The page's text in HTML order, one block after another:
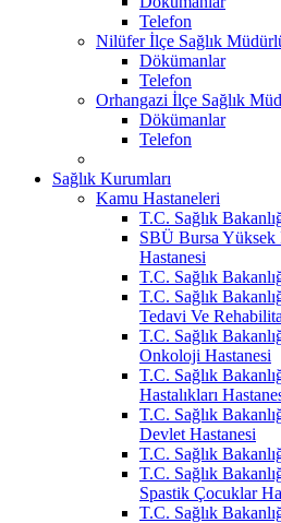
Telefon
Nilüfer İlçe Sağlık
Dökümanlar
Telefon
Orhangazi İlçe Sağlık
Dökümanlar
Telefon
Sağlık Kurumları
Kamu Hastaneleri
T.C. Sağlık
SBÜ Bursa Yüksek
Hastanesi
T.C. Sağlık
T.C. Sağlık
Tedavi Ve
T.C. Sağlık
Onkoloji Hastanesi
T.C. Sağlık
Hastalıkları
T.C. Sağlık
Devlet Hastanesi
T.C. Sağlık
T.C. Sağlık
Spastik Çocuklar
T.C. Sağlık